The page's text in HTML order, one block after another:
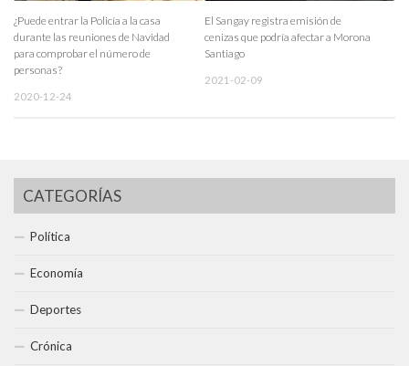
¿Puede entrar la Policía a la casa
durante las reuniones de Navidad
para comprobar el número de
personas?
2020-12-24
El Sangay registra emisión de
cenizas que podría afectar a Morona
Santiago
2021-02-09
CATEGORÍAS
Política
Economía
Deportes
Crónica